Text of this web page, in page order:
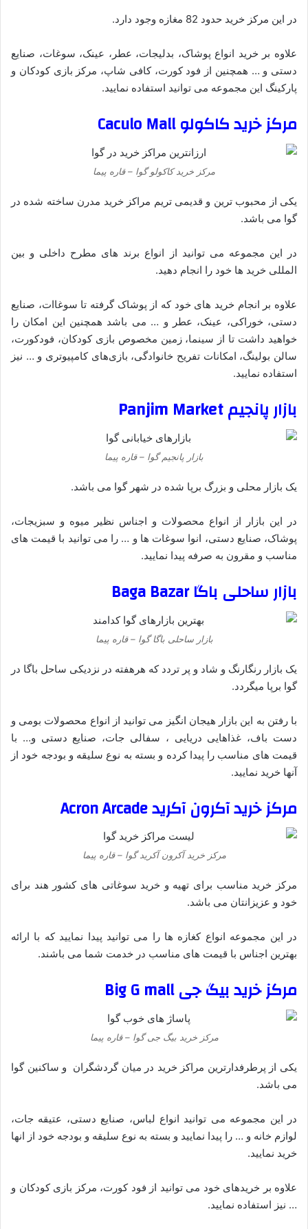
در این مرکز خرید حدود 82 مغازه وجود دارد.
علاوه بر خرید انواع پوشاک، بدلیجات، عطر، عینک، سوغات، صنایع
دستی و … همچنین از فود کورت، کافی شاپ، مرکز بازی کودکان و
پارکینگ این مجموعه می توانید استفاده نمایید.
مرکز خرید کاکولو Caculo Mall
مرکز خرید کاکولو گوا – قاره پیما
یکی از محبوب ترین و قدیمی تریم مراکز خرید مدرن ساخته شده در
گوا می باشد.
در این مجموعه می توانید از انواع برند های مطرح داخلی و بین
المللی خرید ها خود را انجام دهید.
علاوه بر انجام خرید های خود که از پوشاک گرفته تا سوغاات، صنایع
دستی، خوراکی، عینک، عطر و … می باشد همچنین این امکان را
خواهید داشت تا از سینما، زمین مخصوص بازی کودکان، فودکورت،
سالن بولینگ، امکانات تفریح خانوادگی، بازی‌های کامپیوتری و … نیز
استفاده نمایید.
بازار پانجیمPanjim Market
بازار پانجیم گوا – قاره پیما
یک بازار محلی و بزرگ برپا شده در شهر گوا می باشد.
در این بازار از انواع محصولات و اجناس نظیر میوه و سبزیجات،
پوشاک، صنایع دستی، انوا سوغات ها و … را می توانید با قیمت های
مناسب و مقرون به صرفه پیدا نمایید.
بازار ساحلی باگا Baga Bazar
بازار ساحلی باگا گوا – قاره پیما
یک بازار رنگارنگ و شاد و پر تردد که هرهفته در نزدیکی ساحل باگا در
گوا برپا میگردد.
با رفتن به این بازار هیجان انگیز می توانید از انواع محصولات بومی و
دست باف، غذاهایی دریایی ، سفالی جات، صنایع دستی و… با
قیمت های مناسب را پیدا کرده و بسته به نوع سلیقه و بودجه خود از
آنها خرید نمایید.
مرکز خرید آکرون آکرید Acron Arcade
مرکز خرید آکرون آکرید گوا – قاره پیما
مرکز خرید مناسب برای تهیه و خرید سوغاتی های کشور هند برای
خود و عزیزانتان می باشد.
در این مجموعه انواع کغازه ها را می توانید پیدا نمایید که با ارائه
بهترین اجناس با قیمت های مناسب در خدمت شما می باشند.
مرکز خرید بیگ جی Big G mall
مرکز خرید بیگ جی گوا – قاره پیما
یکی از پرطرفدارترین مراکز خرید در میان گردشگران و ساکنین گوا
می باشد.
در این مجموعه می توانید انواع لباس، صنایع دستی، عتیقه جات،
لوازم خانه و … را پیدا نمایید و بسته به نوع سلیقه و بودجه خود از انها
خرید نمایید.
علاوه بر خریدهای خود می توانید از فود کورت، مرکز بازی کودکان و
… نیز استفاده نمایید.